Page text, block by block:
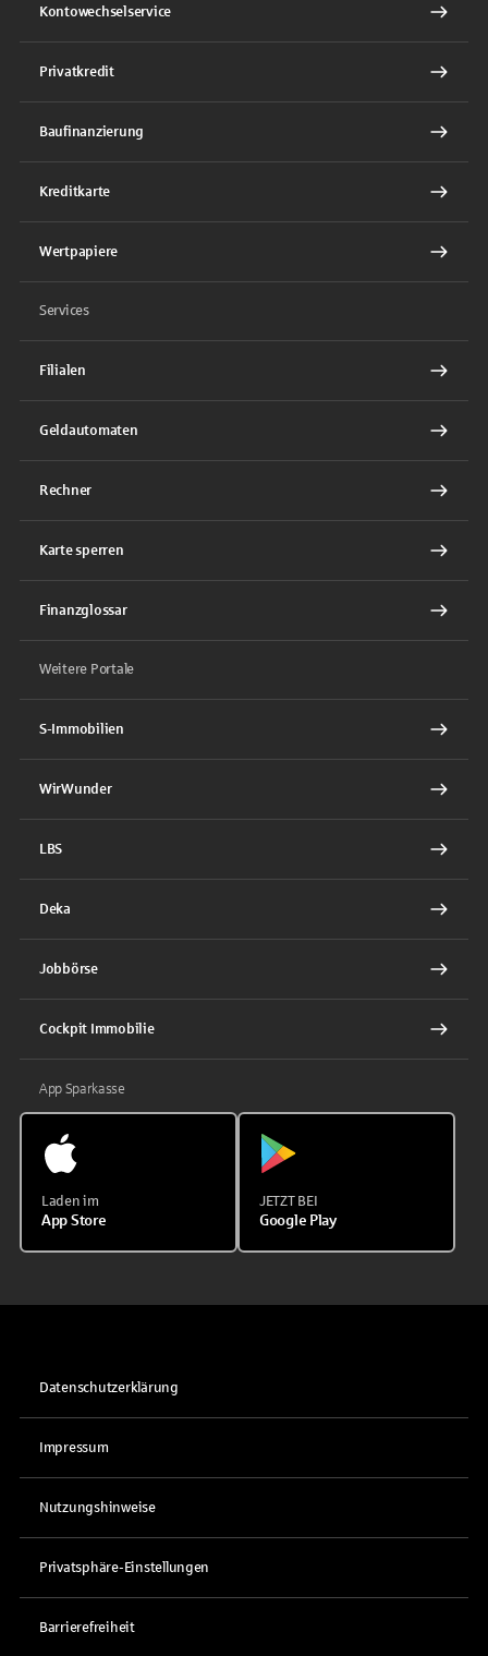
Kontowechselservice
Privatkredit
Baufinanzierung
Kreditkarte
Wertpapiere
Services
Filialen
Geldautomaten
Rechner
Karte sperren
Finanzglossar
Weitere Portale
S-Immobilien
WirWunder
LBS
Deka
Jobbörse
Cockpit Immobilie
App Sparkasse
Laden im
App Store
JETZT BEI
Google Play
Datenschutzerklärung
Impressum
Nutzungshinweise
Privatsphäre-Einstellungen
Barrierefreiheit